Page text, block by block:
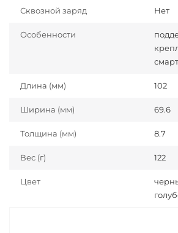
Сквозной заряд Нет
Особенности
Длина (мм) 102
Ширина (мм) 69.6
Толщина (мм) 8.7
Вес (г) 122
Цвет